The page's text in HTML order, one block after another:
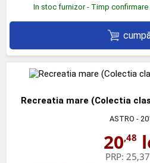
In stoc furnizor - Timp
Recreatia mare (Colectia
ASTRO -
20,48
PRP: